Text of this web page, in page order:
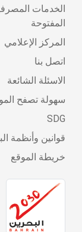
الخدمات
المفتوحة
المركز الإعلامي
اتصل بنا
الاسئلة الشائعة
سهولة تصفح
SDG
قوانين وأنظمة
خريطة الموقع